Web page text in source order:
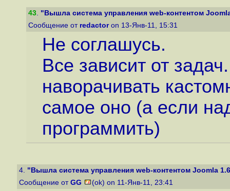
43. "Вышла система управления web-контентом
Сообщение от redactoron 13-Янв-11, 15:31
Не соглашусь.
Все зависит от
наворачивать
самое оно (а если
программить)
4. "Вышла система управления web-контентом Joomla
Сообщение от GG (ok) on 11-Янв-11, 23:41